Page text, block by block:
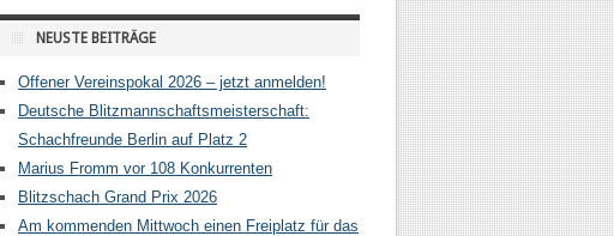
NEUSTE BEITRÄGE
Offener Vereinspokal 2026 – jetzt anmelden!
Deutsche Blitzmannschaftsmeisterschaft:
Schachfreunde Berlin auf Platz 2
Marius Fromm vor 108 Konkurrenten
Blitzschach Grand Prix 2026
Am kommenden Mittwoch einen Freiplatz für das